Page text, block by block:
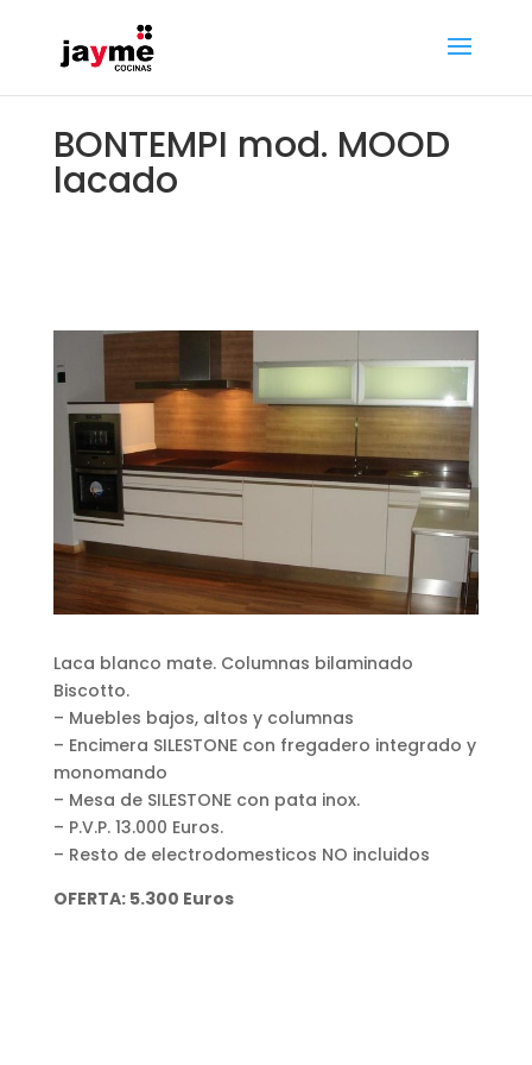
BONTEMPI mod. MOOD
lacado
Laca blanco mate. Columnas bilaminado
Biscotto.
– Muebles bajos, altos y columnas
– Encimera SILESTONE con fregadero integrado y
monomando
– Mesa de SILESTONE con pata inox.
– P.V.P. 13.000 Euros.
– Resto de electrodomesticos NO incluidos
OFERTA: 5.300 Euros